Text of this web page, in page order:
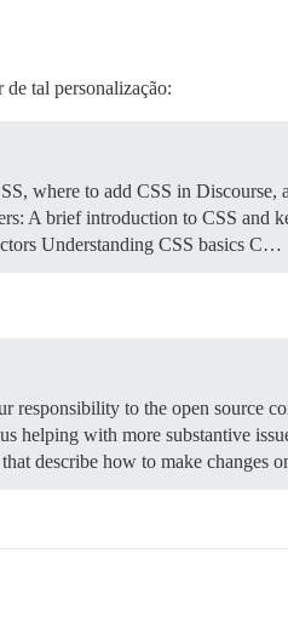
tal personalização:
where to add CSS in
A brief introduction to CSS and
Understanding CSS basics C…
responsibility to the open source
helping with more substantive
describe how to make